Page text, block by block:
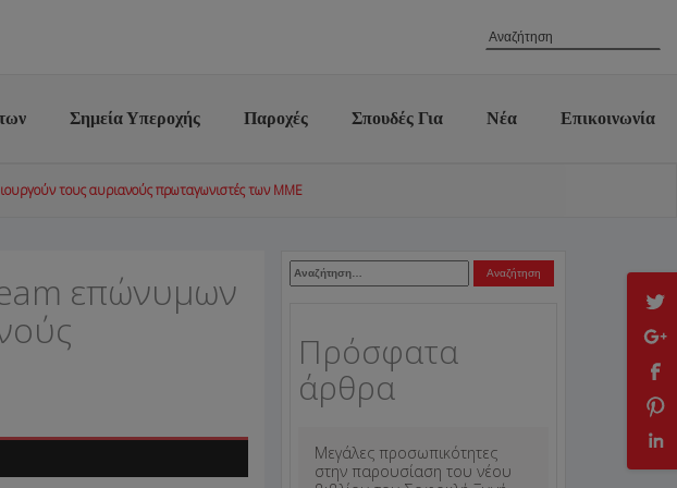
Σημεία Υπεροχής Παροχές Σπουδές Για Νέα Επικοινωνία
τους αυριανούς πρωταγωνιστές των ΜΜΕ
επώνυμων
Αναζήτηση
για:
Πρόσφατα
άρθρα
Μεγάλες προσωπικότητες
στην παρουσίαση του νέου